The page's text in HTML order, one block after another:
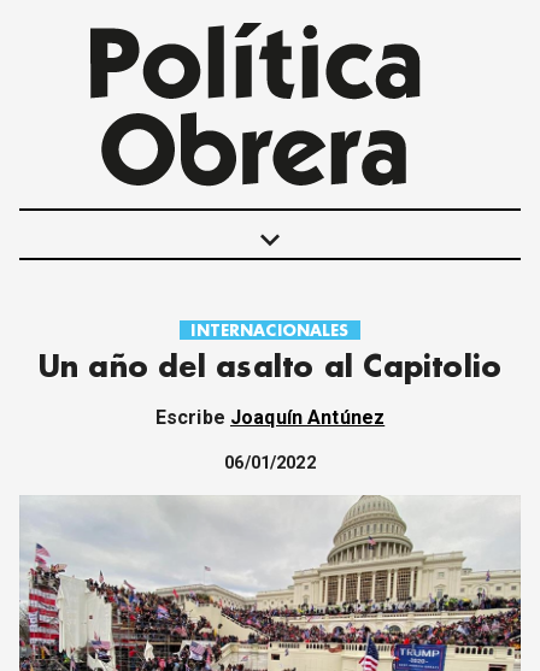
keyboard_arrow_down
POLÍTICAS
INTERNACIONALES
MUJER
ECONOMÍA
SOCIEDAD Y CULTURA
CORREO DE LECTORES
DEBATE
ARCHIVO
DECLARACIONES
INTERNACIONALES
Un año del asalto al Capitolio
Escribe Joaquín Antúnez
06/01/2022